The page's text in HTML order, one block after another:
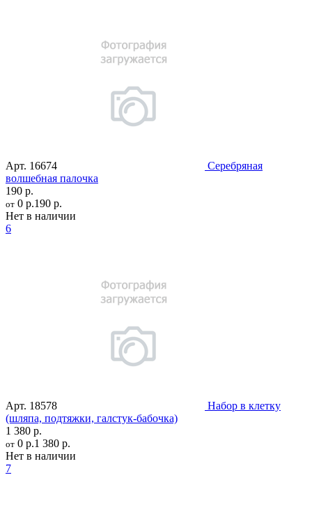
Арт. 16674
Серебряная
волшебная палочка
190 р.
от 0 р.190 р.
Нет в наличии
6
Арт. 18578
Набор в клетку
(шляпа, подтяжки, галстук-бабочка)
1 380 р.
от 0 р.1 380 р.
Нет в наличии
7